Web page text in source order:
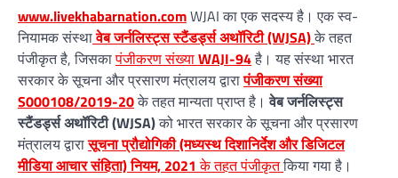
www.livekhabarnation.comWJAI का एक सदस्य है। एक स्व-
नियामक संस्थावेब जर्नलिस्ट्स स्टैंडर्ड्स अथॉरिटी (WJSA)के तहत
पंजीकृत है, जिसकापंजीकरण संख्याWAJI-94है। यह संस्था भारत
सरकार के सूचना और प्रसारण मंत्रालय द्वारापंजीकरण संख्या
S000108/2019-20के तहत मान्यता प्राप्त है।वेब जर्नलिस्ट्स
स्टैंडर्ड्स अथॉरिटी (WJSA)को भारत सरकार के सूचना और प्रसारण
मंत्रालय द्वारासूचना प्रौद्योगिकी (मध्यस्थ दिशानिर्देश और डिजिटल
मीडिया आचार संहिता) नियम, 2021 के तहत पंजीकृतकिया गया है।